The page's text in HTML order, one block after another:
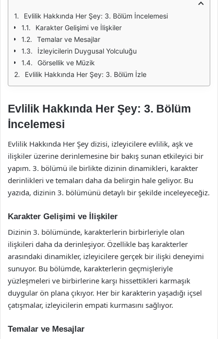
Evlilik Hakkında Her Şey: 3. Bölüm İncelemesi
Karakter Gelişimi ve İlişkiler
Temalar ve Mesajlar
İzleyicilerin Duygusal Yolculuğu
Görsellik ve Müzik
Evlilik Hakkında Her Şey: 3. Bölüm İzle
Evlilik Hakkında Her Şey: 3. Bölüm
İncelemesi
Evlilik Hakkında Her Şey dizisi, izleyicilere evlilik, aşk ve
ilişkiler üzerine derinlemesine bir bakış sunan etkileyici bir
yapım. 3. bölümü ile birlikte dizinin dinamikleri, karakter
derinlikleri ve temaları daha da belirgin hale geliyor. Bu
yazıda, dizinin 3. bölümünü detaylı bir şekilde inceleyeceğiz.
Karakter Gelişimi ve İlişkiler
Dizinin 3. bölümünde, karakterlerin birbirleriyle olan
ilişkileri daha da derinleşiyor. Özellikle baş karakterler
arasındaki dinamikler, izleyicilere gerçek bir ilişki deneyimi
sunuyor. Bu bölümde, karakterlerin geçmişleriyle
yüzleşmeleri ve birbirlerine karşı hissettikleri karmaşık
duygular ön plana çıkıyor. Her bir karakterin yaşadığı içsel
çatışmalar, izleyicilerin empati kurmasını sağlıyor.
Temalar ve Mesajlar